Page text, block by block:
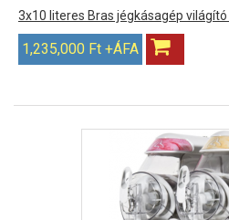
3x10 literes Bras jégkásagép
1,235,000 Ft +ÁFA